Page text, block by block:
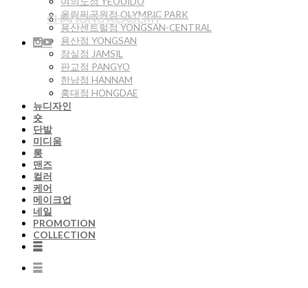
올림픽공원점 OLYMPIC PARK
용산센트럴점 YONGSAN-CENTRAL
용산점 YONGSAN
잠실점 JAMSIL
판교점 PANGYO
한남점 HANNAM
홍대점 HONGDAE
뉴디자인
숏
단발
미디움
롱
맨즈
컬러
케어
메이크업
네일
PROMOTION
COLLECTION
CHAHONG ACADEMY